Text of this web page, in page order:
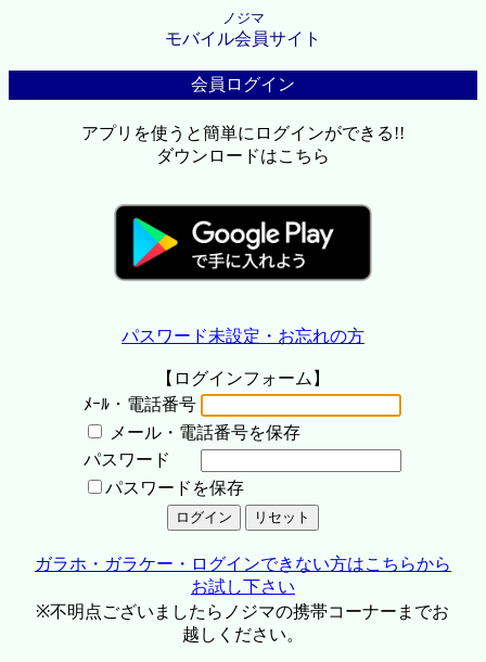
ノジマ
モバイル会員サイト
会員ログイン
アプリを使うと簡単にログインができる!!
ダウンロードはこちら
パスワード未設定・お忘れの方
【ログインフォーム】
ﾒｰﾙ・電話番号
メール・電話番号を保存
パスワード
パスワードを保存
ガラホ・ガラケー・ログインできない方はこちらから
お試し下さい
※不明点ございましたらノジマの携帯コーナーまでお
越しください。